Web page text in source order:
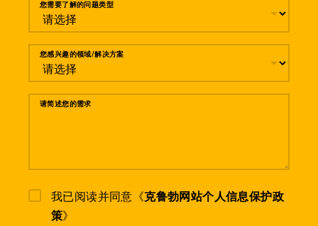
您需要了解的问题类型
您感兴趣的领域/解决方案
请简述您的需求
我已阅读并同意《克鲁勃网站个人信息保护政
策》